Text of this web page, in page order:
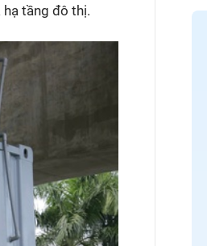
tầng đô thị.